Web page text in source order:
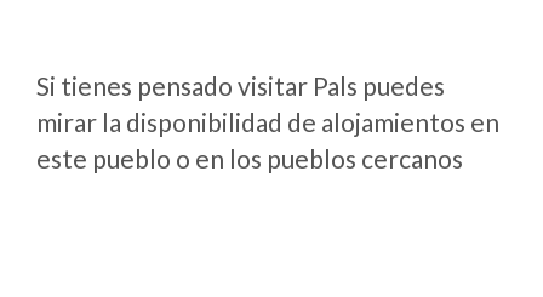
Si tienes pensado visitar Pals puedes
mirar la disponibilidad de alojamientos en
este pueblo o en los pueblos cercanos